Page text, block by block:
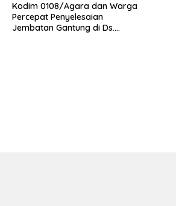
Kodim 0108/Agara dan Warga
Percepat Penyelesaian
Jembatan Gantung di Ds.